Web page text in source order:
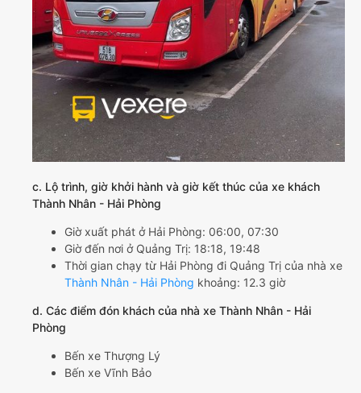
c. Lộ trình, giờ khởi hành và giờ kết thúc của xe khách
Thành Nhân - Hải Phòng
Giờ xuất phát ở Hải Phòng: 06:00, 07:30
Giờ đến nơi ở Quảng Trị: 18:18, 19:48
Thời gian chạy từ Hải Phòng đi Quảng Trị của nhà xe
Thành Nhân - Hải Phòng khoảng: 12.3 giờ
d. Các điểm đón khách của nhà xe Thành Nhân - Hải
Phòng
Bến xe Thượng Lý
Bến xe Vĩnh Bảo